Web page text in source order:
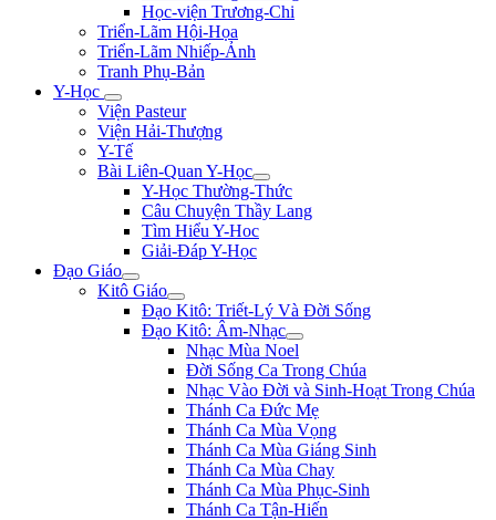
Học-viện Trương-Chi
Triển-Lãm Hội-Họa
Triển-Lãm Nhiếp-Ảnh
Tranh Phụ-Bản
Y-Học
Viện Pasteur
Viện Hải-Thượng
Y-Tế
Bài Liên-Quan Y-Học
Y-Học Thường-Thức
Câu Chuyện Thầy Lang
Tìm Hiểu Y-Hoc
Giải-Đáp Y-Học
Đạo Giáo
Kitô Giáo
Đạo Kitô: Triết-Lý Và Đời Sống
Đạo Kitô: Âm-Nhạc
Nhạc Mùa Noel
Đời Sống Ca Trong Chúa
Nhạc Vào Đời và Sinh-Hoạt Trong Chúa
Thánh Ca Đức Mẹ
Thánh Ca Mùa Vọng
Thánh Ca Mùa Giáng Sinh
Thánh Ca Mùa Chay
Thánh Ca Mùa Phục-Sinh
Thánh Ca Tận-Hiến